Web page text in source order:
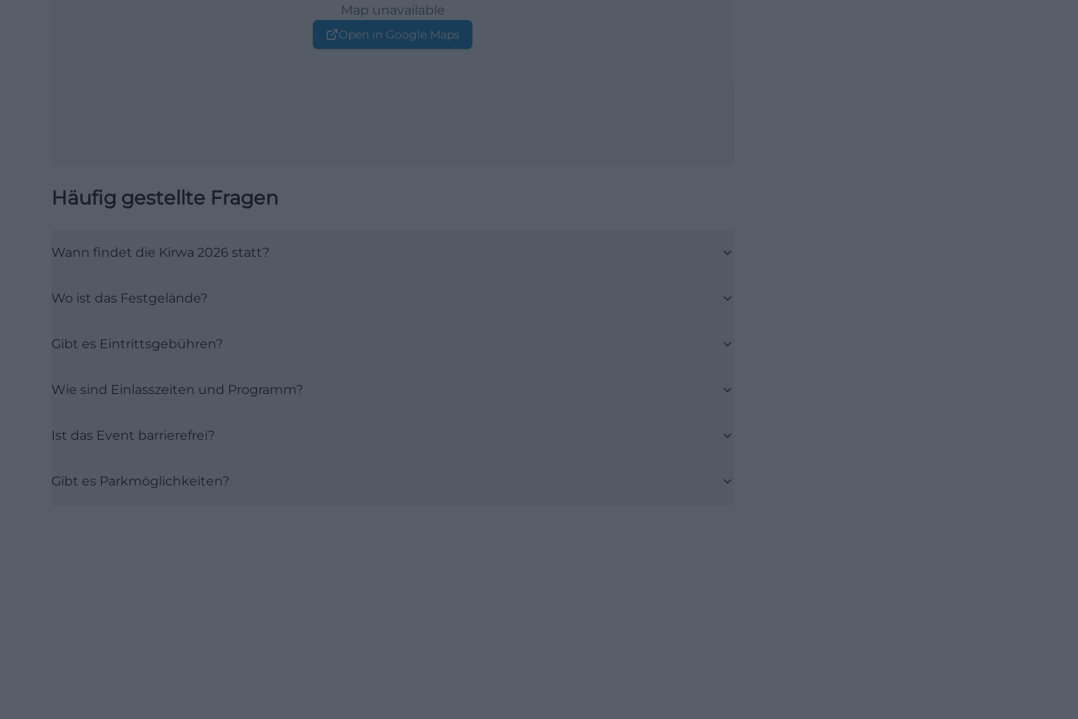
Map unavailable
Open in Google Maps
Häufig gestellte Fragen
Wann findet die Kirwa 2026 statt?
Wo ist das Festgelände?
Gibt es Eintrittsgebühren?
Wie sind Einlasszeiten und Programm?
Ist das Event barrierefrei?
Gibt es Parkmöglichkeiten?